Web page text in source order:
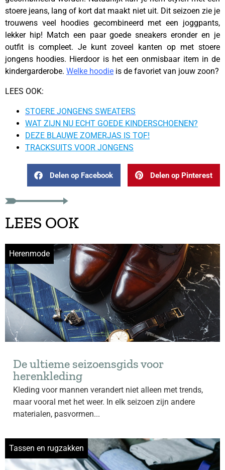
stoere jeans, lang of kort dat maakt niet uit. Dit seizoen zie je
trouwens veel hoodies gecombineerd met een joggpants,
lekker hip! Match een paar goede sneakers eronder en je
outfit is compleet. Je kunt zoveel kanten op met stoere
jongens hoodies. Hierdoor is het een onmisbaar item in de
kindergarderobe. Welke hoodie is de favoriet van jouw zoon?
LEES OOK:
STOERE JONGENS SWEATERS
WAT ZIJN NU ECHT GOEDE KINDERSCHOENEN?
DEZE BLAUWE ZOMERJAS IS TOF!
TRACKSUITS VOOR JONGENS
Delen op Facebook Delen op Pinterest
LEES OOK
Herenmode
De ultieme seizoensgids voor
herenkleding
Kleding voor mannen verandert niet alleen met trends,
maar vooral met het weer. In elk seizoen zijn andere
materialen, pasvormen...
Tassen en rugzakken